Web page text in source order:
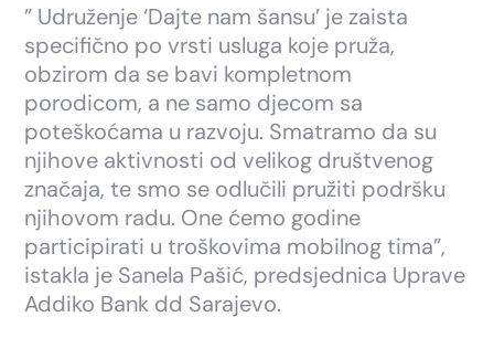
” Udruženje ‘Dajte nam šansu’ je zaista
specifično po vrsti usluga koje pruža,
obzirom da se bavi kompletnom
porodicom, a ne samo djecom sa
poteškoćama u razvoju. Smatramo da su
njihove aktivnosti od velikog društvenog
značaja, te smo se odlučili pružiti podršku
njihovom radu. One ćemo godine
participirati u troškovima mobilnog tima”,
istakla je Sanela Pašić, predsjednica Uprave
Addiko Bank dd Sarajevo.